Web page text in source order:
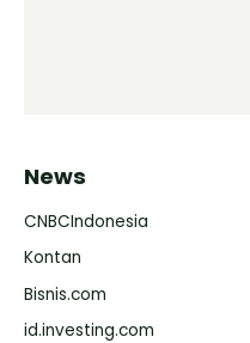
News
CNBCIndonesia
Kontan
Bisnis.com
id.investing.com